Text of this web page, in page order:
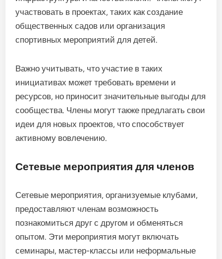
участвовать в проектах, таких как создание
общественных садов или организация
спортивных мероприятий для детей.
Важно учитывать, что участие в таких
инициативах может требовать времени и
ресурсов, но приносит значительные выгоды для
сообщества. Члены могут также предлагать свои
идеи для новых проектов, что способствует
активному вовлечению.
Сетевые мероприятия для членов
Сетевые мероприятия, организуемые клубами,
предоставляют членам возможность
познакомиться друг с другом и обменяться
опытом. Эти мероприятия могут включать
семинары, мастер-классы или неформальные